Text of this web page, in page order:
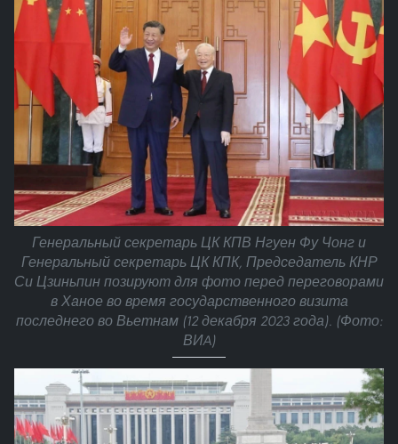
Генеральный секретарь ЦК КПВ Нгуен Фу Чонг и
Генеральный секретарь ЦК КПК, Председатель КНР
Си Цзиньпин позируют для фото перед переговорами
в Ханое во время государственного визита
последнего во Вьетнам (12 декабря 2023 года). (Фото:
ВИA)